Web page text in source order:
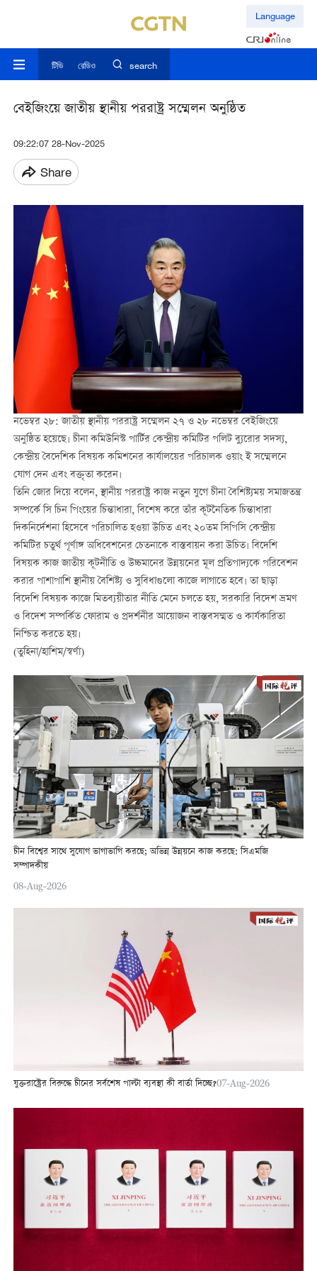
Language
টিভি রেডিও search
বেইজিংয়ে জাতীয় স্থানীয় পররাষ্ট্র সম্মেলন অনুষ্ঠিত
09:22:07 28-Nov-2025
Share
নভেম্বর ২৮: জাতীয় স্থানীয় পররাষ্ট্র সম্মেলন ২৭ ও ২৮ নভেম্বর বেইজিংয়ে
অনুষ্ঠিত হয়েছে। চীনা কমিউনিস্ট পার্টির কেন্দ্রীয় কমিটির পলিট ব্যুরোর সদস্য,
কেন্দ্রীয় বৈদেশিক বিষয়ক কমিশনের কার্যালয়ের পরিচালক ওয়াং ই সম্মেলনে
যোগ দেন এবং বক্তৃতা করেন।
তিনি জোর দিয়ে বলেন, স্থানীয় পররাষ্ট্র কাজ নতুন যুগে চীনা বৈশিষ্ট্যময় সমাজতন্ত্র
সম্পর্কে সি চিন পিংয়ের চিন্তাধারা, বিশেষ করে তাঁর কূটনৈতিক চিন্তাধারা
দিকনির্দেশনা হিসেবে পরিচালিত হওয়া উচিত এবং ২০তম সিপিসি কেন্দ্রীয়
কমিটির চতুর্থ পূর্ণাঙ্গ অধিবেশনের চেতনাকে বাস্তবায়ন করা উচিত। বিদেশি
বিষয়ক কাজ জাতীয় কূটনীতি ও উচ্চমানের উন্নয়নের মূল প্রতিপাদ্যকে পরিবেশন
করার পাশাপাশি স্থানীয় বৈশিষ্ট্য ও সুবিধাগুলো কাজে লাগাতে হবে। তা ছাড়া
বিদেশি বিষয়ক কাজে মিতব্যয়ীতার নীতি মেনে চলতে হয়, সরকারি বিদেশ ভ্রমণ
ও বিদেশ সম্পর্কিত ফোরাম ও প্রদর্শনীর আয়োজন বাস্তবসম্মত ও কার্যকারিতা
নিশ্চিত করতে হয়।
(তুহিনা/হাশিম/স্বর্ণা)
চীন বিশ্বের সাথে সুযোগ ভাগাভাগি করছে; অভিন্ন উন্নয়নে কাজ করছে: সিএমজি
সম্পাদকীয়
08-Aug-2026
যুক্তরাষ্ট্রের বিরুদ্ধে চীনের সর্বশেষ পাল্টা ব্যবস্থা কী বার্তা দিচ্ছে?07-Aug-2026